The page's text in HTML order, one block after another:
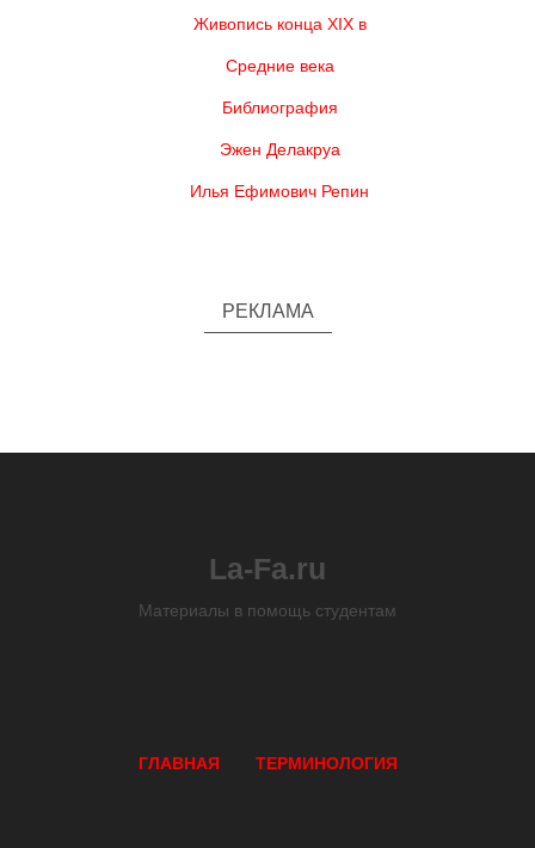
Живопись конца XIX в
Средние века
Библиография
Эжен Делакруа
Илья Ефимович Репин
РЕКЛАМА
La-Fa.ru
Материалы в помощь студентам
ГЛАВНАЯ ТЕРМИНОЛОГИЯ